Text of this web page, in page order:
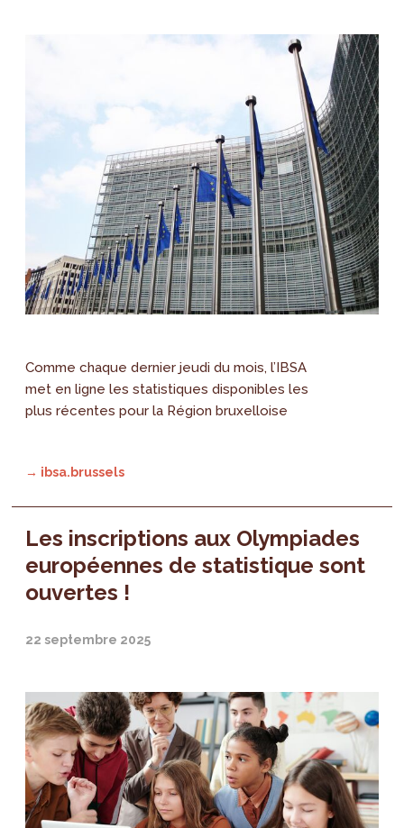
Comme chaque dernier jeudi du mois, l’IBSA
met en ligne les statistiques disponibles les
plus récentes pour la Région bruxelloise
→ ibsa.brussels
Les inscriptions aux Olympiades
européennes de statistique sont
ouvertes !
22 septembre 2025